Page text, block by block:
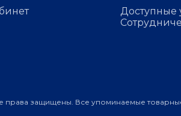
Доступные
права защищены. Все упоминаемые